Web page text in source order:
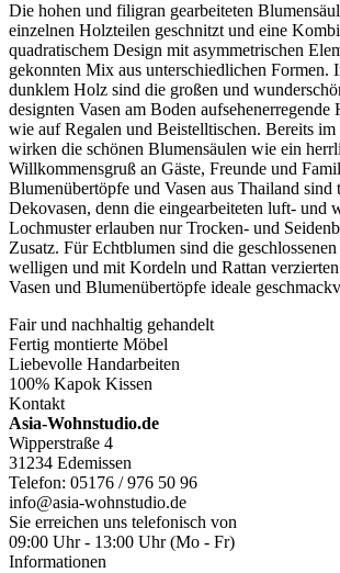
Die hohen und filigran gearbeiteten
einzelnen Holzteilen geschnitzt und eine
quadratischem Design mit asymmetrischen
gekonnten Mix aus unterschiedlichen Formen.
dunklem Holz sind die großen und
designten Vasen am Boden aufsehenerregende
wie auf Regalen und Beistelltischen. Bereits im
wirken die schönen Blumensäulen wie ein
Willkommensgruß an Gäste, Freunde und
Blumenübertöpfe und Vasen aus Thailand sind
Dekovasen, denn die eingearbeiteten luft- und
Lochmuster erlauben nur Trocken- und
Zusatz. Für Echtblumen sind die
welligen und mit Kordeln und Rattan
Vasen und Blumenübertöpfe ideale
Fair und nachhaltig gehandelt
Fertig montierte Möbel
Liebevolle Handarbeiten
100% Kapok Kissen
Kontakt
Asia-Wohnstudio.de
Wipperstraße 4
31234 Edemissen
Telefon: 05176 / 976 50 96
info@asia-wohnstudio.de
Sie erreichen uns telefonisch von
09:00 Uhr - 13:00 Uhr (Mo - Fr)
Informationen